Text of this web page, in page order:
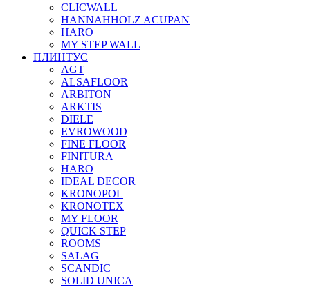
CLICWALL
HANNAHHOLZ ACUPAN
HARO
MY STEP WALL
ПЛИНТУС
AGT
ALSAFLOOR
ARBITON
ARKTIS
DIELE
EVROWOOD
FINE FLOOR
FINITURA
HARO
IDEAL DECOR
KRONOPOL
KRONOTEX
MY FLOOR
QUICK STEP
ROOMS
SALAG
SCANDIC
SOLID UNICA